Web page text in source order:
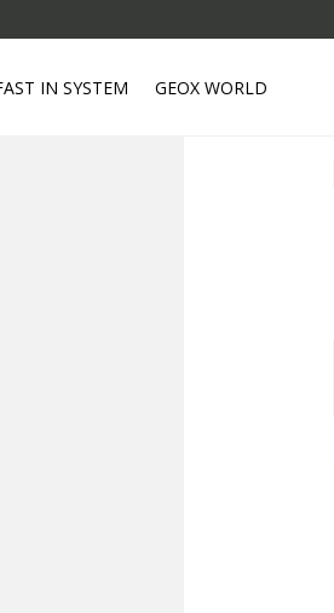
IN SYSTEM GEOX WORLD